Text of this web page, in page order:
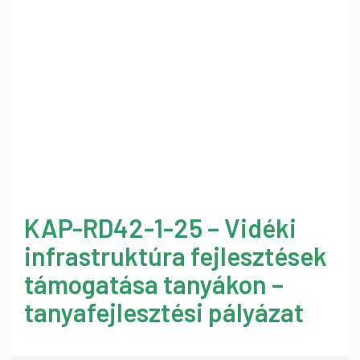
KAP-RD42-1-25 – Vidéki
infrastruktúra fejlesztések
támogatása tanyákon –
tanyafejlesztési pályázat